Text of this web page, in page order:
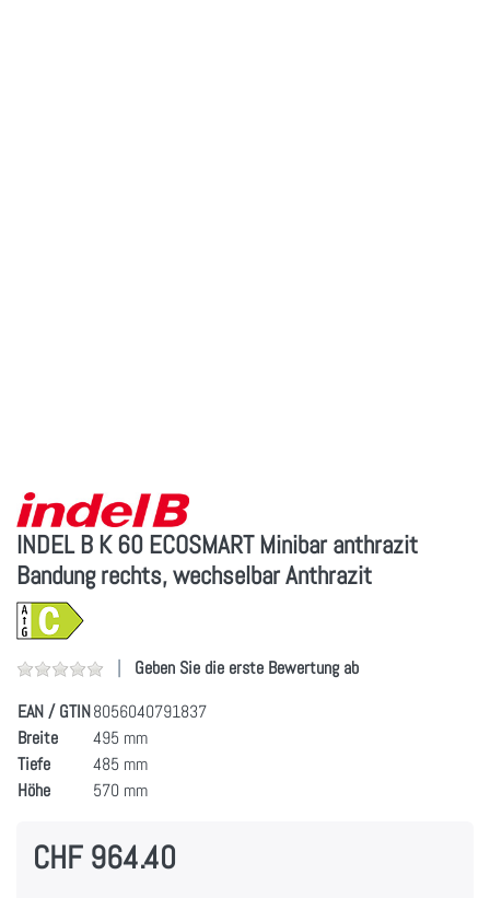
INDEL B K 60 ECOSMART Minibar anthrazit
Bandung rechts, wechselbar Anthrazit
Geben Sie die erste Bewertung ab
EAN / GTIN8056040791837
Breite
495 mm
Tiefe
485 mm
Höhe
570 mm
CHF 964.40